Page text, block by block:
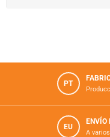
PT
EU
ENVÍO
A